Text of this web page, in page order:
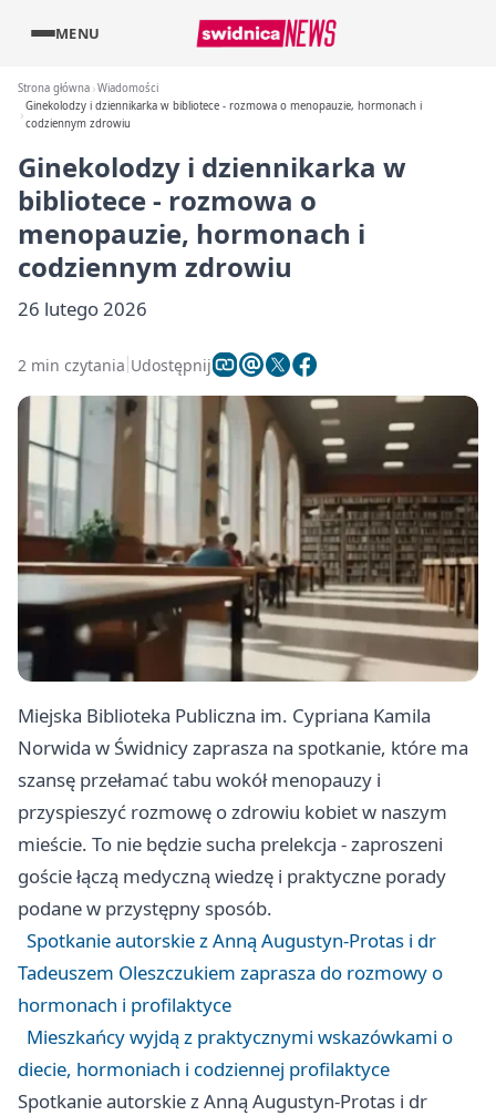
MENU
Strona główna Wiadomości
Ginekolodzy i dziennikarka w bibliotece - rozmowa o menopauzie, hormonach i
codziennym zdrowiu
Ginekolodzy i dziennikarka w
bibliotece - rozmowa o
menopauzie, hormonach i
codziennym zdrowiu
26 lutego 2026
2 min czytania Udostępnij
Miejska Biblioteka Publiczna im. Cypriana Kamila
Norwida w Świdnicy zaprasza na spotkanie, które ma
szansę przełamać tabu wokół menopauzy i
przyspieszyć rozmowę o zdrowiu kobiet w naszym
mieście. To nie będzie sucha prelekcja - zaproszeni
goście łączą medyczną wiedzę i praktyczne porady
podane w przystępny sposób.
Spotkanie autorskie z Anną Augustyn-Protas i dr
Tadeuszem Oleszczukiem zaprasza do rozmowy o
hormonach i profilaktyce
Mieszkańcy wyjdą z praktycznymi wskazówkami o
diecie, hormoniach i codziennej profilaktyce
Spotkanie autorskie z Anną Augustyn-Protas i dr